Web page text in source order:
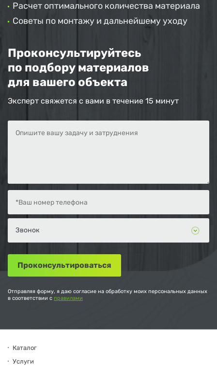
Расчет оптимального количества материала
Советы по монтажу и дальнейшему уходу
Проконсультируйтесь
по подбору материалов
для вашего объекта
Эксперт свяжется с вами в течение 15 минут
Отправляя форму, я даю согласие на обработку моих персональных данных
в соответствии с правилами
Каталог
Услуги